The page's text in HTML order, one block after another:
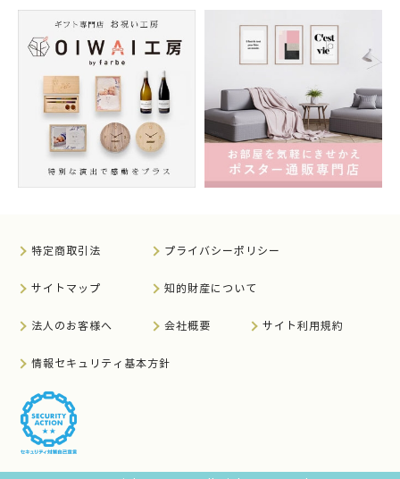
特定商取引法 プライバシーポリシー
サイトマップ 知的財産について
法人のお客様へ 会社概要 サイト利用規約
情報セキュリティ基本方針